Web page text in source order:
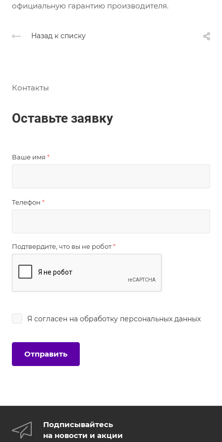
официальную гарантию производителя.
Назад к списку
Контакты
Оставьте заявку
Ваше имя *
Телефон *
Подтвердите, что вы не робот*
Я согласен на обработку персональных данных
Подписывайтесь
на новости и акции